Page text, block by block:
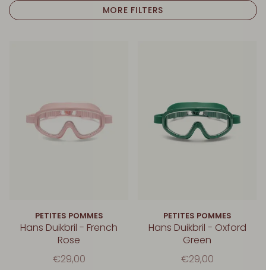
MORE FILTERS
PETITES POMMES
Hans Duikbril - French
Rose
€29,00
PETITES POMMES
Hans Duikbril - Oxford
Green
€29,00